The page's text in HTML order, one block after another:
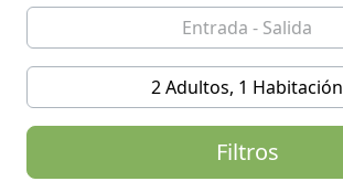
2 Adultos, 1 Habitación
Filtros